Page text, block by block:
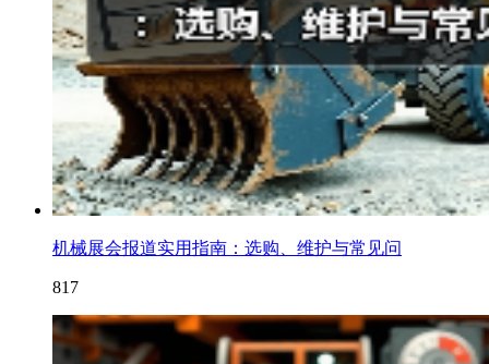
机械展会报道实用指南：选购、维护与常见问
817